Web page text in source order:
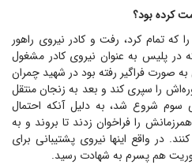
کرده بود؟
تمام کرد، رفت و کادر نیروی راهور
پلیس به عنوان نیروی کادر مشغول
صورت فراگیر رفته بود در شهید چمران
را سپری کند و بعد به زنجان منتقل
سوم شروع شد، به دلیل آنکه احتمال
را فراخوان زدند تا بروند و به
در واقع اینها نیروی پشتیبانی برای
هم پسرم به شهادت رسید.